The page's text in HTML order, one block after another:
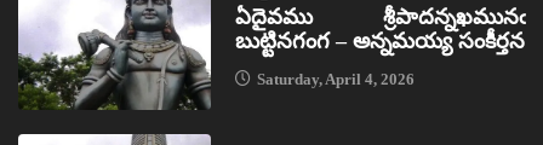
ఏదైవము శ్రీపాదన్నఖమునఁ
బుట్టినగంగ – అన్నమయ్య సంకీర్తన
Saturday, April 4, 2026